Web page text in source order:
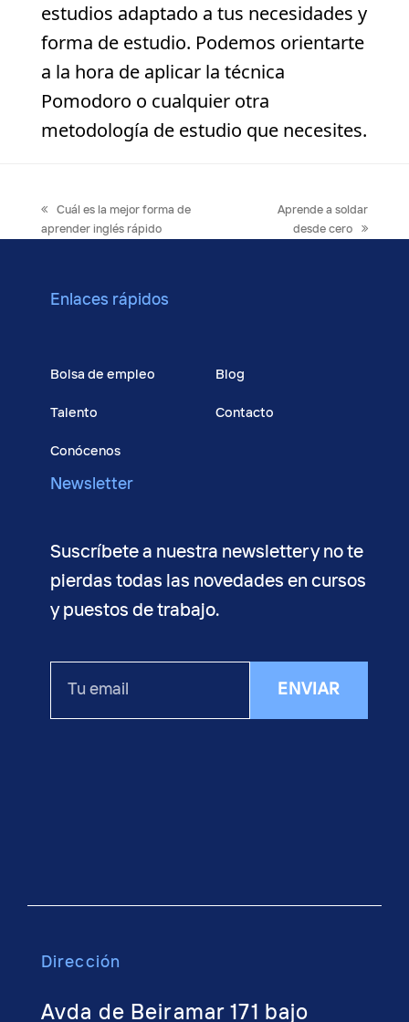
estudios adaptado a tus necesidades y
forma de estudio. Podemos orientarte
a la hora de aplicar la técnica
Pomodoro o cualquier otra
metodología de estudio que necesites.
previous
post:
Cuál es la mejor forma de
aprender inglés rápido
next
post:
Aprende a soldar
desde cero
Enlaces rápidos
Bolsa de empleo
Talento
Conócenos
Blog
Contacto
Newsletter
Suscríbete a nuestra newsletter y no te
pierdas todas las novedades en cursos
y puestos de trabajo.
ENVIAR
Dirección
Avda de Beiramar 171 bajo